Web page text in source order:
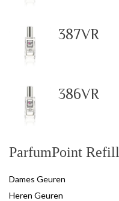
387VR
386VR
ParfumPoint Refill
Dames Geuren
Heren Geuren